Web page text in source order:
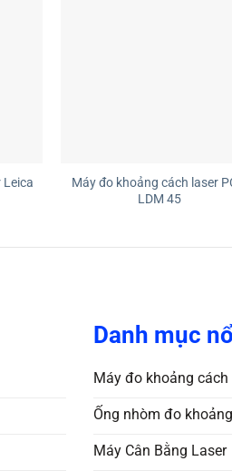
Leica
Máy đo khoảng cách laser
LDM 45
Danh mục
Máy đo khoảng cách
Ống nhòm đo
Máy Cân Bằng Laser